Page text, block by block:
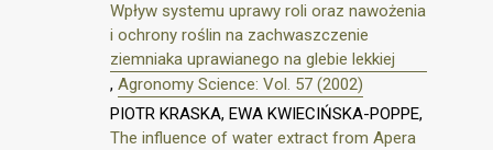
Wpływ systemu uprawy roli oraz nawożenia
i ochrony roślin na zachwaszczenie
ziemniaka uprawianego na glebie lekkiej
, Agronomy Science: Vol. 57 (2002)
PIOTR KRASKA, EWA KWIECIŃSKA-POPPE,
The influence of water extract from Apera